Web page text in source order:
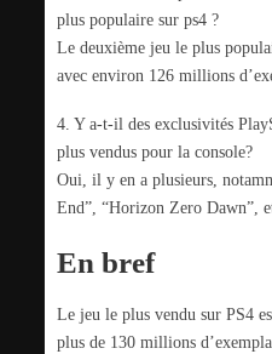
plus populaire sur ps4 ?
Le deuxième jeu le plus
avec environ 126 millions
4. Y a-t-il des exclusivités
plus vendus pour la console?
Oui, il y en a plusieurs,
End”, “Horizon Zero Dawn”,
En bref
Le jeu le plus vendu sur PS4
plus de 130 millions